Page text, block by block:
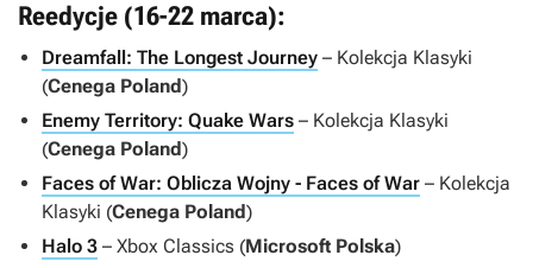
Reedycje (16-22 marca):
Dreamfall: The Longest Journey – Kolekcja Klasyki
(Cenega Poland)
Enemy Territory: Quake Wars – Kolekcja Klasyki
(Cenega Poland)
Faces of War: Oblicza Wojny - Faces of War – Kolekcja
Klasyki (Cenega Poland)
Halo 3 – Xbox Classics (Microsoft Polska)